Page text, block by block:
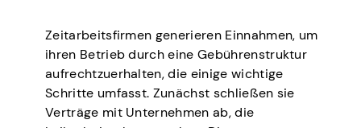
Zeitarbeitsfirmen generieren Einnahmen, um
ihren Betrieb durch eine Gebührenstruktur
aufrechtzuerhalten, die einige wichtige
Schritte umfasst. Zunächst schließen sie
Verträge mit Unternehmen ab, die